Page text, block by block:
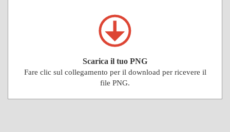
Scarica il tuo PNG
Fare clic sul collegamento per il download per ricevere il
file PNG.